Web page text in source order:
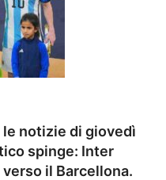
notizie di giovedì
spinge: Inter
il Barcellona.